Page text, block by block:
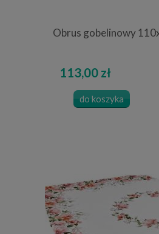
Obrus gobelinowy
113,00 zł
do koszyka